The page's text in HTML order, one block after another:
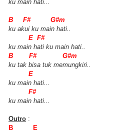
ku main hati...
B F# G#m
ku akui ku main hati..
E F#
ku main hati ku main hati..
B F# G#m
ku tak bisa tuk memungkiri..
E
ku main hati...
F#
ku main hati...
Outro :
B E